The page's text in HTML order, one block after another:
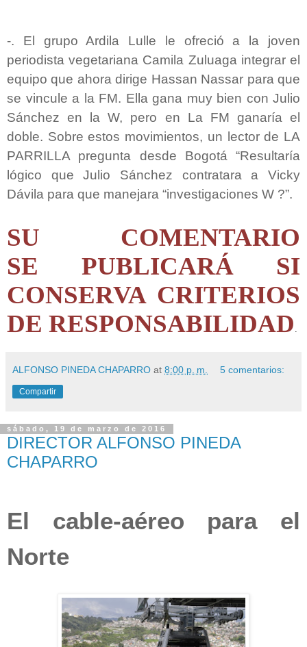
-. El grupo Ardila Lulle le ofreció a la joven
periodista vegetariana Camila Zuluaga integrar el
equipo que ahora dirige Hassan Nassar para que
se vincule a la FM. Ella gana muy bien con Julio
Sánchez en la W, pero en La FM ganaría el
doble. Sobre estos movimientos, un lector de LA
PARRILLA pregunta desde Bogotá “Resultaría
lógico que Julio Sánchez contratara a Vicky
Dávila para que manejara “investigaciones W ?”.
SU COMENTARIO
SE PUBLICARÁ SI
CONSERVA CRITERIOS
DE RESPONSABILIDAD
ALFONSO PINEDA CHAPARRO at 8:00 p. m. 5 comentarios:
Compartir
sábado, 19 de marzo de 2016
DIRECTOR ALFONSO PINEDA
CHAPARRO
El cable-aéreo para el
Norte